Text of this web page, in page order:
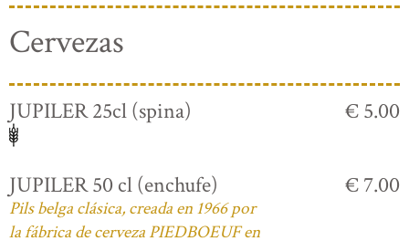
Cervezas
JUPILER 25cl (spina) € 5.00
JUPILER 50 cl (enchufe)
Pils belga clásica, creada en 1966 por
la fábrica de cerveza PIEDBOEUF en
€ 7.00